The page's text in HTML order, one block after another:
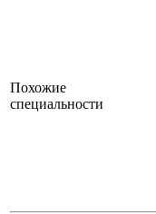
Похожие
специальности